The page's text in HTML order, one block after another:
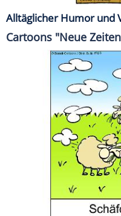
Alltäglicher Humor und
Cartoons "Neue